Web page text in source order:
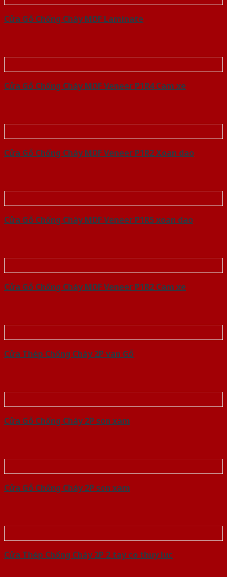
Cửa Gỗ Chống Cháy MDF Laminate
Cửa Gỗ Chống Cháy MDF Veneer P1R4 Cam xe
Cửa Gỗ Chống Cháy MDF Veneer P1R2 Xoan dao
Cửa Gỗ Chống Cháy MDF Veneer P1R5 xoan dao
Cửa Gỗ Chống Cháy MDF Veneer P1R2 Cam xe
Cửa Thép Chống Cháy 2P van Gỗ
Cửa Gỗ Chống Cháy 2P son xam
Cửa Gỗ Chống Cháy 2P son xam
Cửa Thép Chống Cháy 2P 2 tay co thuy luc